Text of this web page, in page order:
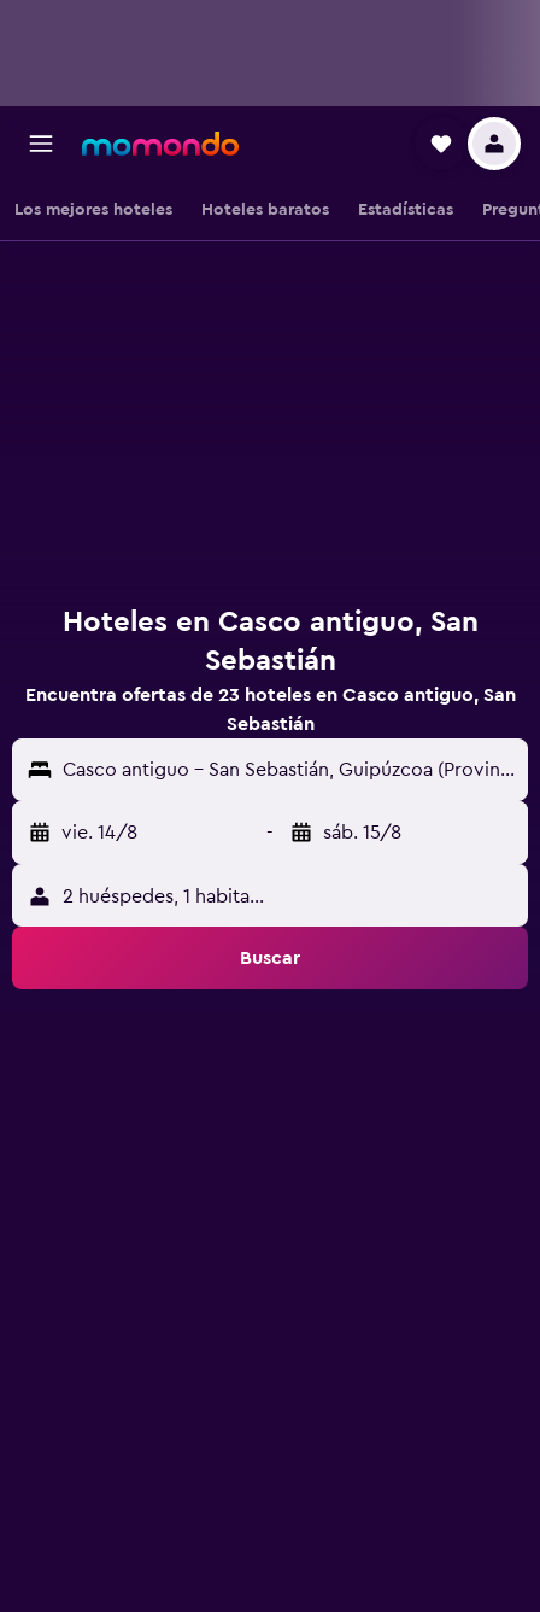
Los mejores hoteles Hoteles baratos Estadísticas
Hoteles en Casco antiguo, San
Sebastián
Encuentra ofertas de 23 hoteles en Casco antiguo, San
Sebastián
Casco antiguo - San Sebastián, Guipúzcoa (Provincia), España
vie. 14/8 - sáb. 15/8
2 huéspedes, 1 habitación
Buscar